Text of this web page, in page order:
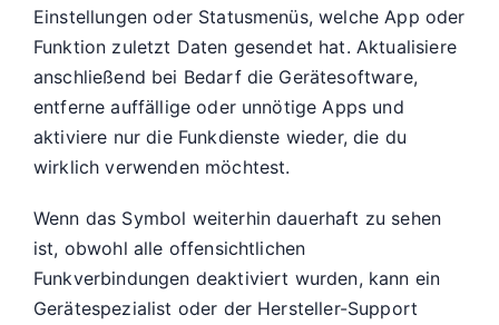
Einstellungen oder Statusmenüs, welche App oder
Funktion zuletzt Daten gesendet hat. Aktualisiere
anschließend bei Bedarf die Gerätesoftware,
entferne auffällige oder unnötige Apps und
aktiviere nur die Funkdienste wieder, die du
wirklich verwenden möchtest.
Wenn das Symbol weiterhin dauerhaft zu sehen
ist, obwohl alle offensichtlichen
Funkverbindungen deaktiviert wurden, kann ein
Gerätespezialist oder der Hersteller-Support